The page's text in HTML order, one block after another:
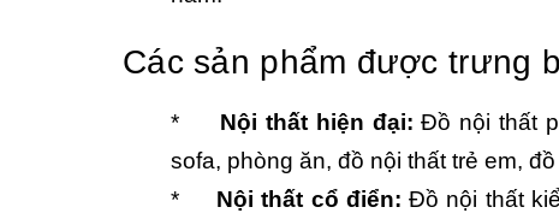
Các sản phẩm được trưng
* Nội thất hiện đại:Đồ nội thất
sofa, phòng ăn, đồ nội thất trẻ em,
*
Nội thất cổ điển:Đồ nội thất